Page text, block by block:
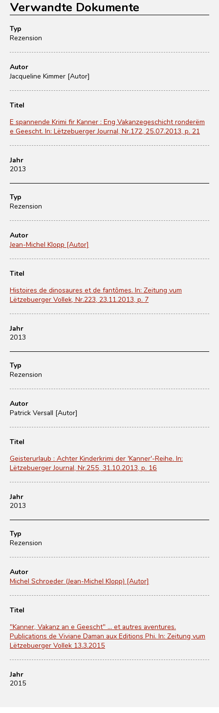
Verwandte Dokumente
Typ
Rezension
Autor
Jacqueline Kimmer [Autor]
Titel
E spannende Krimi fir Kanner : Eng Vakanzegeschicht ronderëm
e Geescht. In: Lëtzebuerger Journal, Nr.172, 25.07.2013, p. 21
Jahr
2013
Typ
Rezension
Autor
Jean-Michel Klopp [Autor]
Titel
Histoires de dinosaures et de fantômes. In: Zeitung vum
Lëtzebuerger Vollek, Nr.223, 23.11.2013, p. 7
Jahr
2013
Typ
Rezension
Autor
Patrick Versall [Autor]
Titel
Geisterurlaub : Achter Kinderkrimi der 'Kanner'-Reihe. In:
Lëtzebuerger Journal, Nr.255, 31.10.2013, p. 16
Jahr
2013
Typ
Rezension
Autor
Michel Schroeder (Jean-Michel Klopp) [Autor]
Titel
"Kanner, Vakanz an e Geescht" ... et autres aventures.
Publications de Viviane Daman aux Editions Phi. In: Zeitung vum
Lëtzebuerger Vollek 13.3.2015
Jahr
2015